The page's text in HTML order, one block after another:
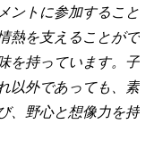
ントに参加すること
熱を支えることがで
を持っています。子
以外であっても、素
、野心と想像力を持